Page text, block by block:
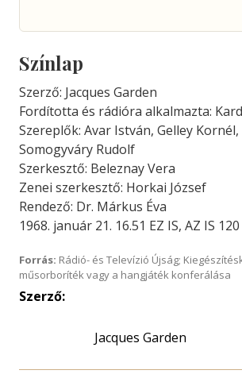
Színlap
Szerző: Jacques Garden
Fordította és rádióra alkalmazta:
Szereplők: Avar István, Gelley Kornél,
Somogyváry Rudolf
Szerkesztő: Beleznay Vera
Zenei szerkesztő: Horkai József
Rendező: Dr. Márkus Éva
1968. január 21. 16.51 EZ IS, AZ IS 120
Forrás: Rádió- és Televízió Újság;
műsorboríték vagy a hangjáték konferálása
Szerző:
Jacques Garden